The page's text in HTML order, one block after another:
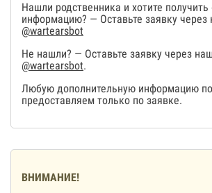
Нашли родственника и хотите
информацию? — Оставьте заявку через
@wartearsbot
Не нашли? — Оставьте заявку через
@wartearsbot.
Любую дополнительную информацию
предоставляем только по заявке.
ВНИМАНИЕ!